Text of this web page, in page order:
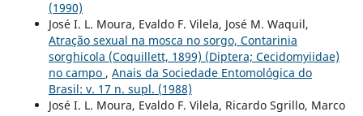
(1990)
José I. L. Moura, Evaldo F. Vilela, José M. Waquil,
Atração sexual na mosca no sorgo, Contarinia
sorghicola (Coquillett, 1899) (Diptera; Cecidomyiidae)
no campo , Anais da Sociedade Entomológica do
Brasil: v. 17 n. supl. (1988)
José I. L. Moura, Evaldo F. Vilela, Ricardo Sgrillo, Marco